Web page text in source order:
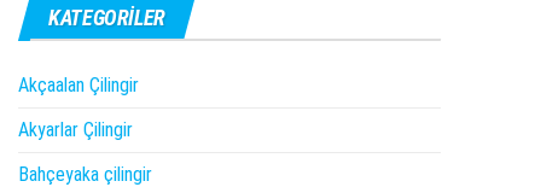
KATEGORILER
Akçaalan Çilingir
Akyarlar Çilingir
Bahçeyaka çilingir